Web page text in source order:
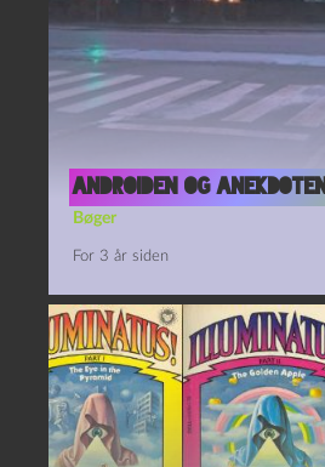
Androiden og anekdoten
Bøger
For 3 år siden